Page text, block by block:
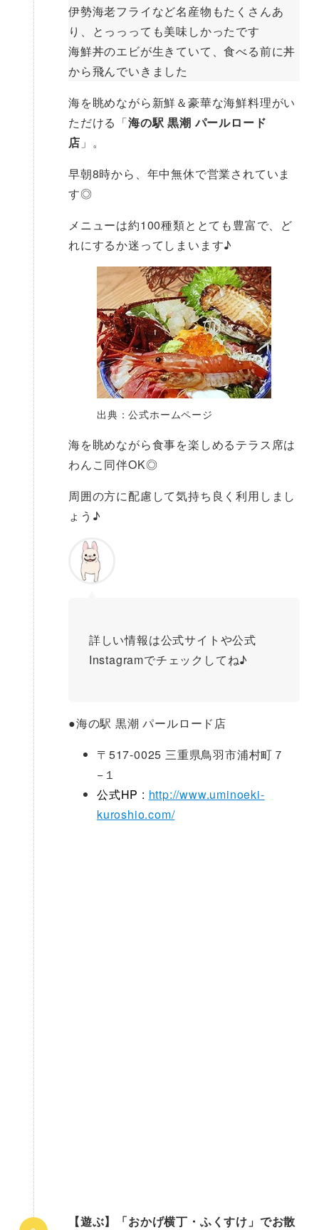
伊勢海老フライなど名産物もたくさんあ
り、とっっっても美味しかったです
海鮮丼のエビが生きていて、食べる前に丼
から飛んでいきました
海を眺めながら新鮮＆豪華な海鮮料理がい
ただける「海の駅 黒潮 パールロード
店 」。
早朝8時から、年中無休で営業されていま
す◎
メニューは約100種類ととても豊富で、ど
れにするか迷ってしまいます♪
出典：公式ホームページ
海を眺めながら食事を楽しめるテラス席は
わんこ同伴OK◎
周囲の方に配慮して気持ち良く利用しまし
ょう♪
詳しい情報は公式サイトや公式
Instagramでチェックしてね♪
●海の駅 黒潮 パールロード店
〒517-0025 三重県鳥羽市浦村町７
−１
公式HP : http://www.uminoeki-
kuroshio.com/
【遊ぶ】「おかげ横丁・ふくすけ」でお散